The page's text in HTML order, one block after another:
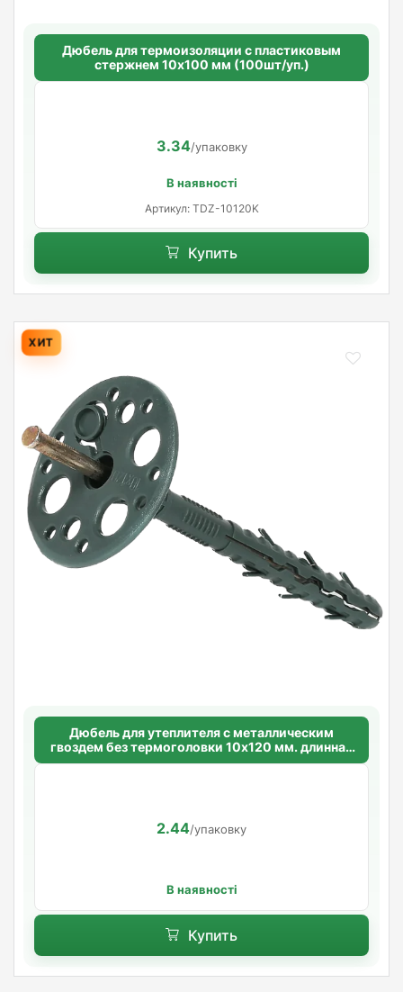
Дюбель для термоизоляции с пластиковым
стержнем 10х100 мм (100шт/уп.)
3.34/упаковку
В наявності
Артикул: TDZ-10120K
Купить
ХИТ
Дюбель для утеплителя с металлическим
гвоздем без термоголовки 10х120 мм. длинная
распорная база
2.44/упаковку
В наявності
Купить